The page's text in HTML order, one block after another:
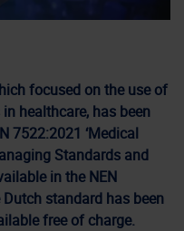
focused on the use of
healthcare, has been
7522:2021 ‘Medical
Standards and
in the NEN
standard has been
free of charge.